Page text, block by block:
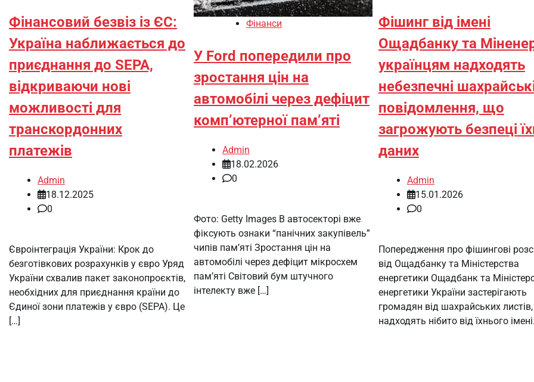
Фінансовий безвіз із ЄС:
Україна наближається до
приєднання до SEPA,
відкриваючи нові
можливості для
транскордонних
платежів
Admin
18.12.2025
0
Євроінтеграція України: Крок до
безготівкових розрахунків у євро Уряд
України схвалив пакет законопроєктів,
необхідних для приєднання країни до
Єдиної зони платежів у євро (SEPA). Це
[…]
Фінанси
У Ford попередили про
зростання цін на
автомобілі через дефіцит
комп’ютерної пам’яті
Admin
18.02.2026
0
Фото: Getty Images В автосекторі вже
фіксують ознаки “панічних закупівель”
чипів пам’яті Зростання цін на
автомобілі через дефіцит мікросхем
пам’яті Світовий бум штучного
інтелекту вже […]
Фішинг від імені
Ощадбанку та
українцям надходять
небезпечні
повідомлення, що
загрожують безпеці
даних
Admin
15.01.2026
0
Попередження про фішингові
від Ощадбанку та Міністерства
енергетики Ощадбанк та
енергетики України застерігають
громадян від шахрайських
надходять нібито від їхнього